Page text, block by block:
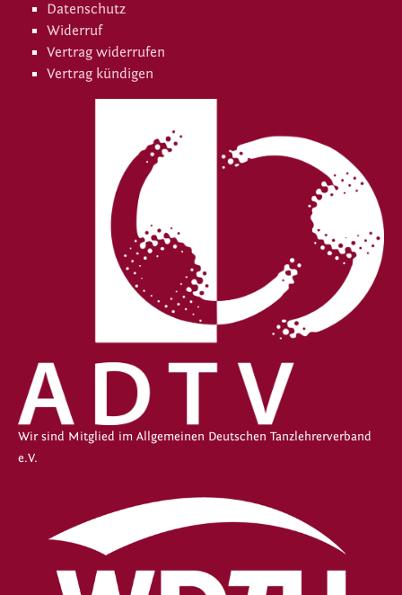
Datenschutz
Widerruf
Vertrag widerrufen
Vertrag kündigen
Wir sind Mitglied im Allgemeinen Deutschen Tanzlehrerverband
e.V.